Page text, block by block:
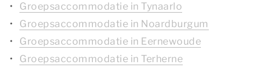
Groepsaccommodatie in Tynaarlo
Groepsaccommodatie in Noardburgum
Groepsaccommodatie in Eernewoude
Groepsaccommodatie in Terherne